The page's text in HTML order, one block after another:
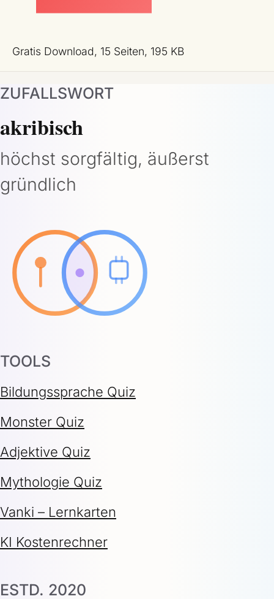
Gratis Download, 15 Seiten, 195 KB
ZUFALLSWORT
akribisch
höchst sorgfältig, äußerst
gründlich
TOOLS
Bildungssprache Quiz
Monster Quiz
Adjektive Quiz
Mythologie Quiz
Vanki – Lernkarten
KI Kostenrechner
ESTD. 2020